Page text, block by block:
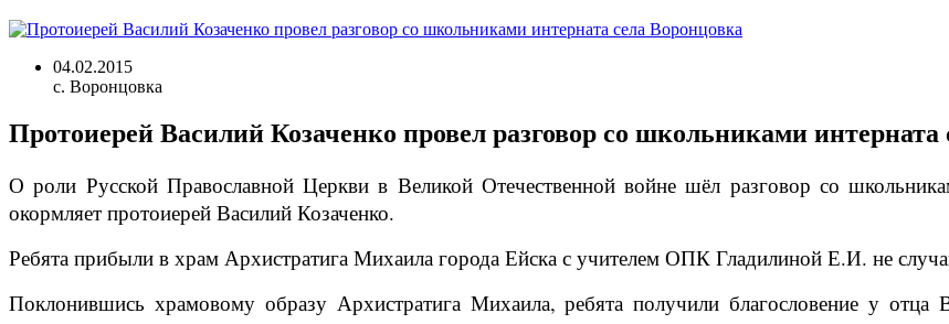
04.02.2015
с. Воронцовка
Протоиерей Василий Козаченко провел разговор со школьниками интерната
О роли Русской Православной Церкви в Великой Отечественной войне шёл разговор со
окормляет протоиерей Василий Козаченко.
Ребята прибыли в храм Архистратига Михаила города Ейска с учителем ОПК Гладилиной Е.И. не
Поклонившись храмовому образу Архистратига Михаила, ребята получили благословение у